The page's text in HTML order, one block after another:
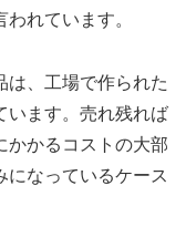
れています。
は、工場で作られた
います。売れ残れば
かかるコストの大部
になっているケース